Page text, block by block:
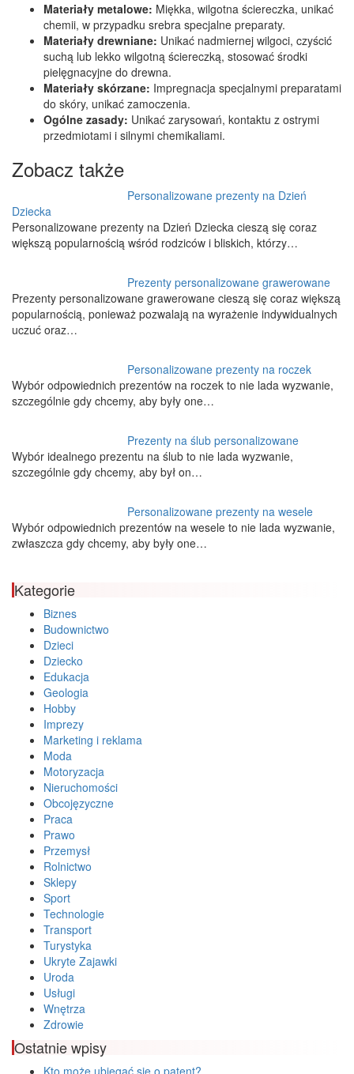
Materiały metalowe: Miękka, wilgotna ściereczka, unikać
chemii, w przypadku srebra specjalne preparaty.
Materiały drewniane: Unikać nadmiernej wilgoci, czyścić
suchą lub lekko wilgotną ściereczką, stosować środki
pielęgnacyjne do drewna.
Materiały skórzane: Impregnacja specjalnymi preparatami
do skóry, unikać zamoczenia.
Ogólne zasady: Unikać zarysowań, kontaktu z ostrymi
przedmiotami i silnymi chemikaliami.
Zobacz także
Personalizowane prezenty na Dzień
Dziecka
Personalizowane prezenty na Dzień Dziecka cieszą się coraz
większą popularnością wśród rodziców i bliskich, którzy…
Prezenty personalizowane grawerowane
Prezenty personalizowane grawerowane cieszą się coraz większą
popularnością, ponieważ pozwalają na wyrażenie indywidualnych
uczuć oraz…
Personalizowane prezenty na roczek
Wybór odpowiednich prezentów na roczek to nie lada wyzwanie,
szczególnie gdy chcemy, aby były one…
Prezenty na ślub personalizowane
Wybór idealnego prezentu na ślub to nie lada wyzwanie,
szczególnie gdy chcemy, aby był on…
Personalizowane prezenty na wesele
Wybór odpowiednich prezentów na wesele to nie lada wyzwanie,
zwłaszcza gdy chcemy, aby były one…
Kategorie
Biznes
Budownictwo
Dzieci
Dziecko
Edukacja
Geologia
Hobby
Imprezy
Marketing i reklama
Moda
Motoryzacja
Nieruchomości
Obcojęzyczne
Praca
Prawo
Przemysł
Rolnictwo
Sklepy
Sport
Technologie
Transport
Turystyka
Ukryte Zajawki
Uroda
Usługi
Wnętrza
Zdrowie
Ostatnie wpisy